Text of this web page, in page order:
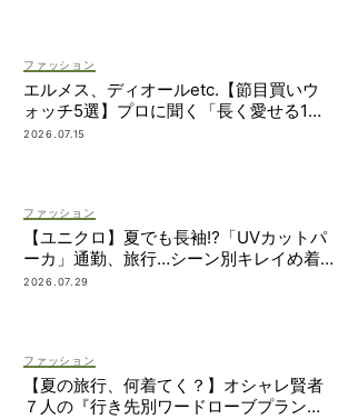
ファッション
エルメス、ディオールetc.【節目買いウ
ォッチ5選】プロに聞く「長く愛せる1
本」の選び方
2026.07.15
ファッション
【ユニクロ】夏でも長袖⁉「UVカットパ
ーカ」通勤、旅行…シーン別キレイめ着
こなし3選
2026.07.29
ファッション
【夏の旅行、何着てく？】オシャレ賢者
７人の『行き先別ワードローブプラン』